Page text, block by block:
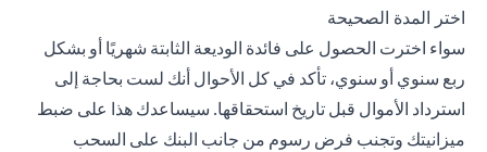
اختر المدة الصحيحة
سواء اخترت الحصول على فائدة الوديعة الثابتة شهريًا أو بشكل
ربع سنوي أو سنوي، تأكد في كل الأحوال أنك لست بحاجة إلى
استرداد الأموال قبل تاريخ استحقاقها. سيساعدك هذا على ضبط
ميزانيتك وتجنب فرض رسوم من جانب البنك على السحب